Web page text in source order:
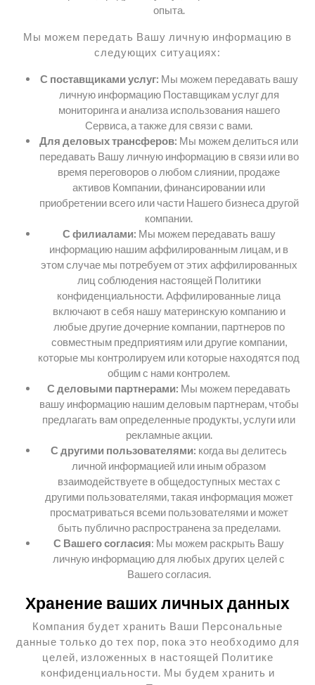
опыта.
Мы можем передать Вашу личную информацию в
следующих ситуациях:
С поставщиками услуг: Мы можем передавать вашу
личную информацию Поставщикам услуг для
мониторинга и анализа использования нашего
Сервиса, а также для связи с вами.
Для деловых трансферов: Мы можем делиться или
передавать Вашу личную информацию в связи или во
время переговоров о любом слиянии, продаже
активов Компании, финансировании или
приобретении всего или части Нашего бизнеса другой
компании.
С филиалами: Мы можем передавать вашу
информацию нашим аффилированным лицам, и в
этом случае мы потребуем от этих аффилированных
лиц соблюдения настоящей Политики
конфиденциальности. Аффилированные лица
включают в себя нашу материнскую компанию и
любые другие дочерние компании, партнеров по
совместным предприятиям или другие компании,
которые мы контролируем или которые находятся под
общим с нами контролем.
С деловыми партнерами: Мы можем передавать
вашу информацию нашим деловым партнерам, чтобы
предлагать вам определенные продукты, услуги или
рекламные акции.
С другими пользователями: когда вы делитесь
личной информацией или иным образом
взаимодействуете в общедоступных местах с
другими пользователями, такая информация может
просматриваться всеми пользователями и может
быть публично распространена за пределами.
С Вашего согласия: Мы можем раскрыть Вашу
личную информацию для любых других целей с
Вашего согласия.
Хранение ваших личных данных
Компания будет хранить Ваши Персональные
данные только до тех пор, пока это необходимо для
целей, изложенных в настоящей Политике
конфиденциальности. Мы будем хранить и